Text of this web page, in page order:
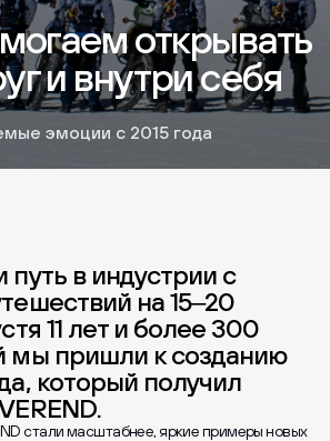
открывать
и внутри себя
эмоции с 2015 года
в индустрии с
на 15–20
11 лет и более 300
мы пришли к созданию
который получил
стали масштабнее, яркие примеры новых